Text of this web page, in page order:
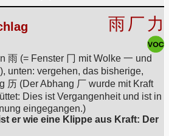
雨 厂 力
雨 (= Fenster 冂 mit Wolke 一 und
unten: vergehen, das bisherige,
历 (Der Abhang 厂 wurde mit Kraft
Dies ist Vergangenheit und ist in
eingegangen.)
er wie eine Klippe aus Kraft: Der